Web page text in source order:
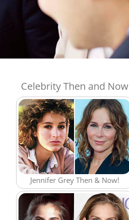
Celebrity Then and Now
Jennifer Grey Then & Now!